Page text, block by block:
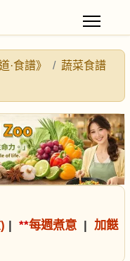
·食譜》
蔬菜食譜
| **每週煮意 | 加餸